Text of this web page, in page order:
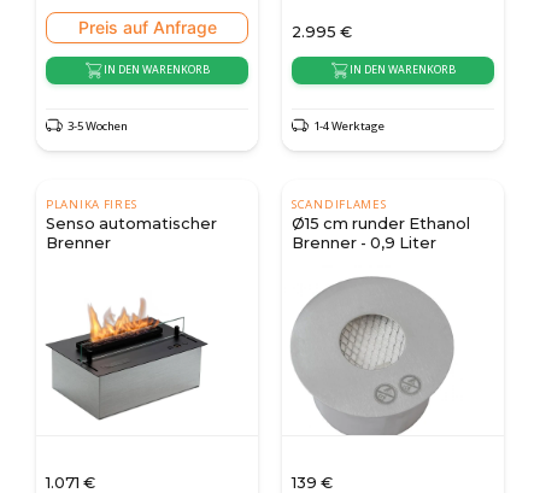
Preis auf Anfrage
IN DEN WARENKORB
3-5 Wochen
2.995 €
IN DEN WARENKORB
1-4 Werktage
PLANIKA FIRES
Senso automatischer
Brenner
1.071 €
SCANDIFLAMES
Ø15 cm runder Ethanol
Brenner - 0,9 Liter
139 €